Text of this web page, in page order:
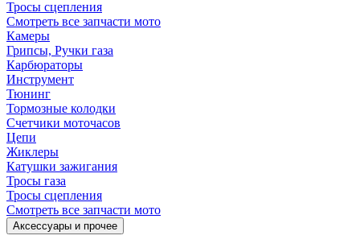
Тросы сцепления
Смотреть все запчасти мото
Камеры
Грипсы, Ручки газа
Карбюраторы
Инструмент
Тюнинг
Тормозные колодки
Счетчики моточасов
Цепи
Жиклеры
Катушки зажигания
Тросы газа
Тросы сцепления
Смотреть все запчасти мото
Аксессуары и прочее